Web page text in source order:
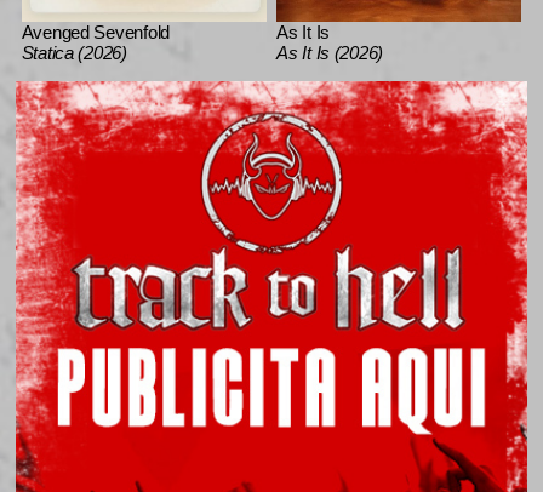
Avenged Sevenfold
Statica (2026)
As It Is
As It Is (2026)